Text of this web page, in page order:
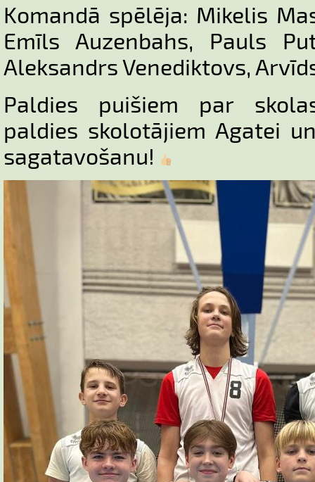
Komandā spēlēja: Mikelis
Emīls Auzenbahs, Pauls
Aleksandrs Venediktovs,
Paldies puišiem par
paldies skolotājiem Agatei
sagatavošanu!